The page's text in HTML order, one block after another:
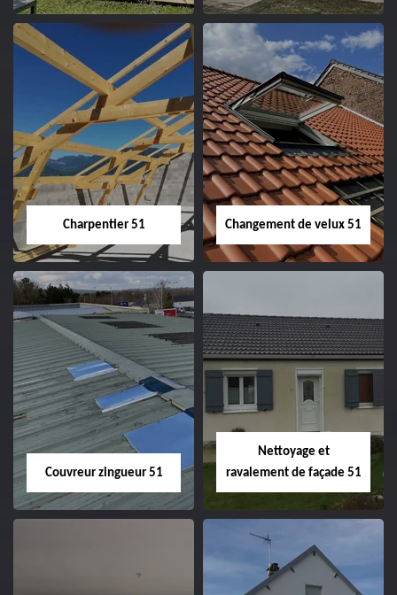
Entreprise de
couverture 51
Démoussage de
toiture 51
Charpentier 51
Charpentier 51
Changement de velux 51
Changement de
velux 51
Couvreur zingueur 51
Nettoyage et
ravalement de façade 51